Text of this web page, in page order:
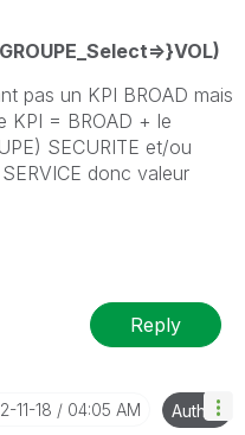
pas un KPI BROAD mais
KPI = BROAD + le
SECURITE et/ou
donc valeur
Reply
11-18 04:05 AM Author